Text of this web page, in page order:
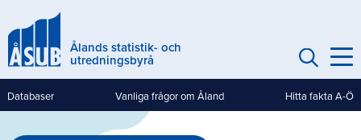
till
huvudinnehållÅlands statistik- och
utredningsbyrå
Genvägar
Databaser Vanliga frågor om Åland Hitta fakta A-Ö